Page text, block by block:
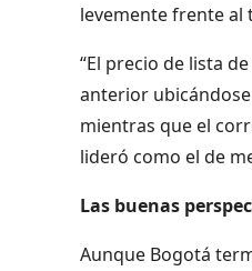
levemente frente al
“El precio de lista
anterior
mientras que el
lideró como el de
Las buenas
Aunque Bogotá